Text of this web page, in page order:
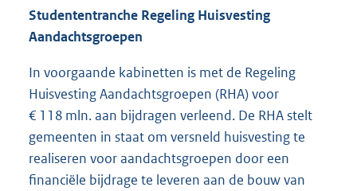
Studententranche Regeling Huisvesting
Aandachtsgroepen
In voorgaande kabinetten is met de Regeling
Huisvesting Aandachtsgroepen (RHA) voor
€ 118 mln. aan bijdragen verleend. De RHA stelt
gemeenten in staat om versneld huisvesting te
realiseren voor aandachtsgroepen door een
financiële bijdrage te leveren aan de bouw van